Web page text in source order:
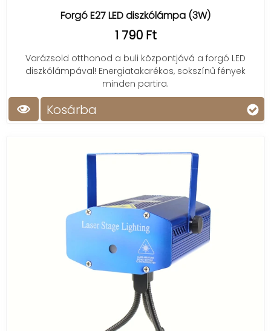
Forgó E27 LED diszkólámpa (3W)
1 790 Ft
Varázsold otthonod a buli központjává a forgó LED
diszkólámpával! Energiatakarékos, sokszínű fények
minden partira.
Kosárba